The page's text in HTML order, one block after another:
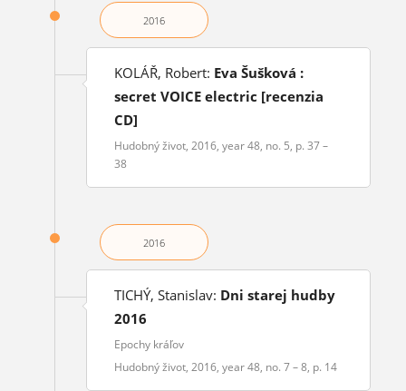
2016
KOLÁŘ, Robert: Eva Šušková :
secret VOICE electric [recenzia
CD]
Hudobný život, 2016, year 48, no. 5, p. 37 –
38
2016
TICHÝ, Stanislav: Dni starej hudby
2016
Epochy kráľov
Hudobný život, 2016, year 48, no. 7 – 8, p. 14